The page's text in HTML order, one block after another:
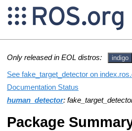
Only released in EOL distros: indigo
See fake_target_detector on
Documentation Status
human_detector:
Package